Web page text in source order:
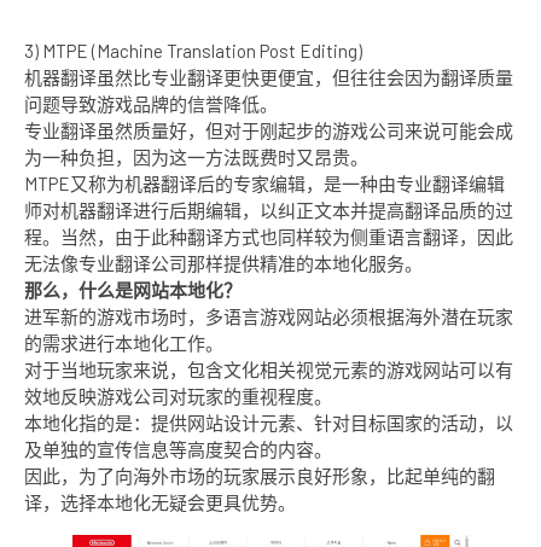
3) MTPE (Machine Translation Post Editing)
机器翻译虽然比专业翻译更快更便宜，但往往会因为翻译质量
问题导致游戏品牌的信誉降低。
专业翻译虽然质量好，但对于刚起步的游戏公司来说可能会成
为一种负担，因为这一方法既费时又昂贵。
MTPE又称为机器翻译后的专家编辑，是一种由专业翻译编辑
师对机器翻译进行后期编辑，以纠正文本并提高翻译品质的过
程。当然，由于此种翻译方式也同样较为侧重语言翻译，因此
无法像专业翻译公司那样提供精准的本地化服务。
那么，什么是网站本地化？
进军新的游戏市场时，多语言游戏网站必须根据海外潜在玩家
的需求进行本地化工作。
对于当地玩家来说，包含文化相关视觉元素的游戏网站可以有
效地反映游戏公司对玩家的重视程度。
本地化指的是：提供网站设计元素、针对目标国家的活动，以
及单独的宣传信息等高度契合的内容。
因此，为了向海外市场的玩家展示良好形象，比起单纯的翻
译，选择本地化无疑会更具优势。